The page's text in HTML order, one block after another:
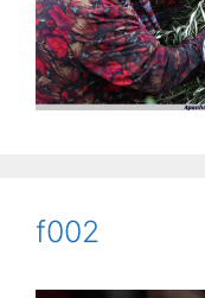
f002